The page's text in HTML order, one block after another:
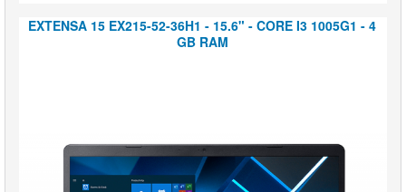
EXTENSA 15 EX215-52-36H1 - 15.6" - CORE I3 1005G1 - 4
GB RAM